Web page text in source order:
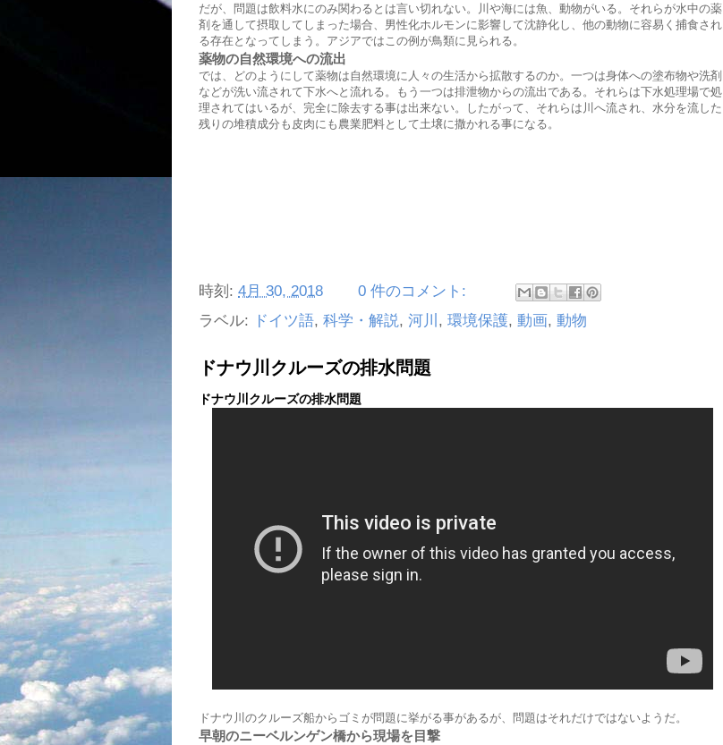
だが、問題は飲料水にのみ関わるとは言い切れない。川や海には魚、動物がいる。それらが水中の薬
剤を通して摂取してしまった場合、男性化ホルモンに影響して沈静化し、他の動物に容易く捕食され
る存在となってしまう。アジアではこの例が鳥類に見られる。
薬物の自然環境への流出
では、どのようにして薬物は自然環境に人々の生活から拡散するのか。一つは身体への塗布物や洗剤
などが洗い流されて下水へと流れる。もう一つは排泄物からの流出である。それらは下水処理場で処
理されてはいるが、完全に除去する事は出来ない。したがって、それらは川へ流され、水分を流した
残りの堆積成分も皮肉にも農業肥料として土壌に撒かれる事になる。
時刻: 4月 30, 2018
0 件のコメント:
ラベル:
ドイツ語, 科学・解説, 河川 , 環境保護, 動画, 動物
ドナウ川クルーズの排水問題
ドナウ川クルーズの排水問題
ドナウ川のクルーズ船からゴミが問題に挙がる事があるが、問題はそれだけではないようだ。
早朝のニーベルンゲン橋から現場を目撃